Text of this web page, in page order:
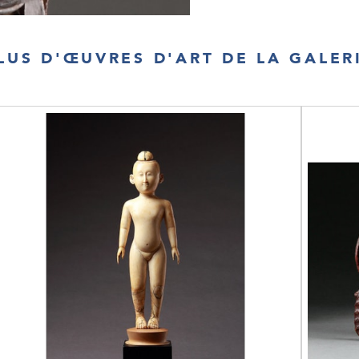
D'ŒUVRES D'ART DE LA